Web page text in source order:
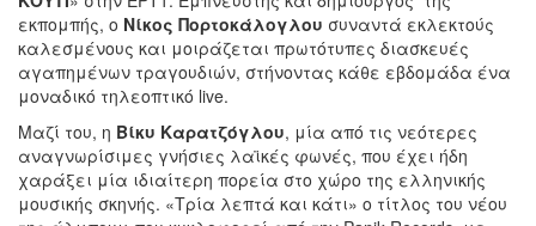
ΑΝΘΕΚΤΙΚΗ
ΠΟΛΗ
εκπομπής, ο Νίκος Πορτοκάλογλου συναντά εκλεκτούς
καλεσμένους και μοιράζεται πρωτότυπες διασκευές
αγαπημένων τραγουδιών, στήνοντας κάθε εβδομάδα ένα
μοναδικό τηλεοπτικό live.
Μαζί του, η Βίκυ Καρατζόγλου, μία από τις νεότερες
αναγνωρίσιμες γνήσιες λαϊκές φωνές, που έχει ήδη
χαράξει μία ιδιαίτερη πορεία στο χώρο της ελληνικής
μουσικής σκηνής. «Τρία λεπτά και κάτι» ο τίτλος του νέου